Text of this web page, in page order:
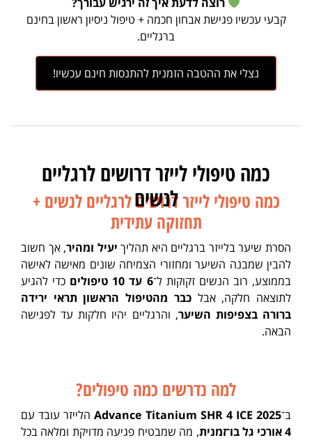
קבעי עכשיו פגישת אבחון חכמה + טיפול ניסיון ראשון בחינם
ברגליים.
נצלי את ההטבה הזמנית להתנסות חינם עכשיו!
כמה טיפולי לייזר דרושים לרגליים לנשים +
תחזוקה עתידית
הסרת שיער בלייזר ברגליים היא תהליך יעיל ומהיר, אך חשוב
להבין שמבנה השיער ומחזורי הצמיחה שונים מאישה לאישה
בממוצע, רוב הנשים זקוקות ל־6 עד 10 טיפולים
כדי להגיע
לתוצאה חלקה, אבלכבר מהטיפול הראשון תראי ירידה
ברורה בצפיפות השיער, והרגליים יהיו חלקות עד לפגישה
הבאה.
למה נדרשים כמה טיפולים?
ב־Advance Titanium SHR 4 ICE 2025הלייזר עובד עם
4 אורכי גל בו־זמנית
, מה שמבטיח פגיעה מדויקת ומלאה בכל
כמה טיפולי לייזר דרושים לרגליים
לנשים